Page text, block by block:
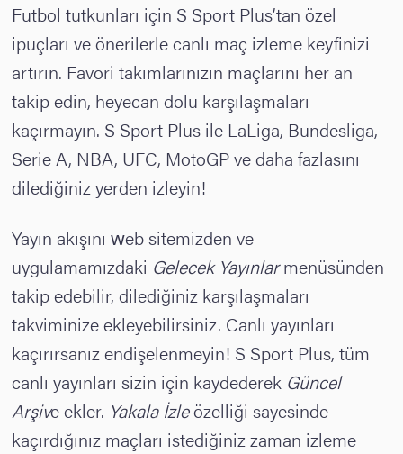
Futbol tutkunları için S Sport Plus’tan özel
ipuçları ve önerilerle canlı maç izleme keyfinizi
artırın. Favori takımlarınızın maçlarını her an
takip edin, heyecan dolu karşılaşmaları
kaçırmayın. S Sport Plus ile LaLiga, Bundesliga,
Serie A, NBA, UFC, MotoGP ve daha fazlasını
dilediğiniz yerden izleyin!
Yayın akışını web sitemizden ve
uygulamamızdaki Gelecek Yayınlarmenüsünden
takip edebilir, dilediğiniz karşılaşmaları
takviminize ekleyebilirsiniz. Canlı yayınları
kaçırırsanız endişelenmeyin! S Sport Plus, tüm
canlı yayınları sizin için kaydederek Güncel
Arşive ekler. Yakala İzleözelliği sayesinde
kaçırdığınız maçları istediğiniz zaman izleme